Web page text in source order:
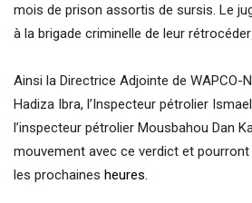
mois de prison assortis de sursis. Le
à la brigade criminelle de leur
Ainsi la Directrice Adjointe de WAPCO-
Hadiza Ibra, l’Inspecteur pétrolier
l’inspecteur pétrolier Mousbahou Dan
mouvement avec ce verdict et
les prochaines heures.